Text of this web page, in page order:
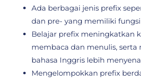
Ada berbagai jenis prefix
dan pre- yang memiliki
Belajar prefix meningkatkan
membaca dan menulis,
bahasa Inggris lebih
Mengelompokkan prefix